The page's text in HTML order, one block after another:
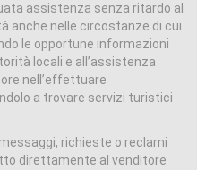
assistenza senza ritardo al
anche nelle circostanze di cui
le opportune informazioni
locali e all’assistenza
nell’effettuare
a trovare servizi turistici
richieste o reclami
direttamente al venditore